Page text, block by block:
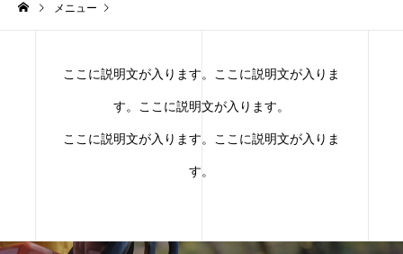
メニュー
ここに説明文が入ります。ここに説明文が入りま
す。ここに説明文が入ります。
ここに説明文が入ります。ここに説明文が入りま
す。